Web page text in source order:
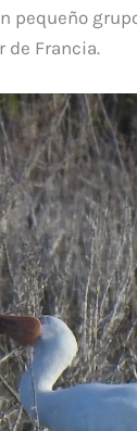
pequeño
de Francia.